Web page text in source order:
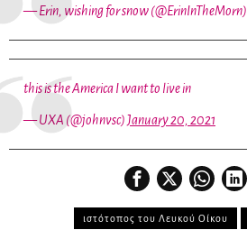
— Erin, wishing for snow (@ErinInTheMorn)
this is the America I want to live in
— UXA (@johnvsc)January 20, 2021
ιστότοπος του Λευκού Οίκου